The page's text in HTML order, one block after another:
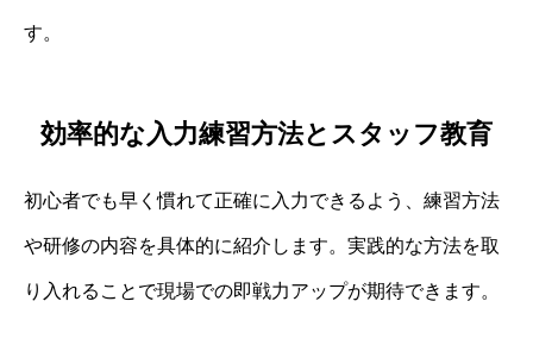
す。
効率的な入力練習方法とスタッフ教育
初心者でも早く慣れて正確に入力できるよう、練習方法
や研修の内容を具体的に紹介します。実践的な方法を取
り入れることで現場での即戦力アップが期待できます。